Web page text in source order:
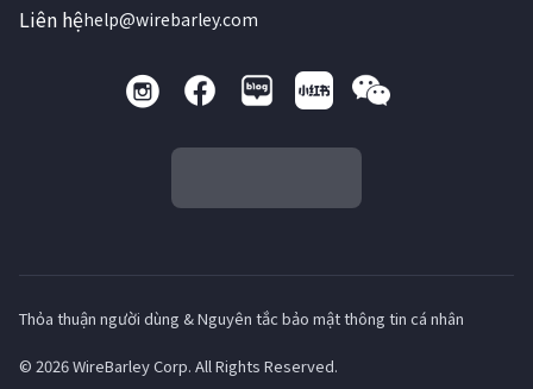
Liên hệhelp@wirebarley.com
Thỏa thuận người dùng & Nguyên tắc bảo mật thông tin cá nhân
© 2026 WireBarley Corp. All Rights Reserved.